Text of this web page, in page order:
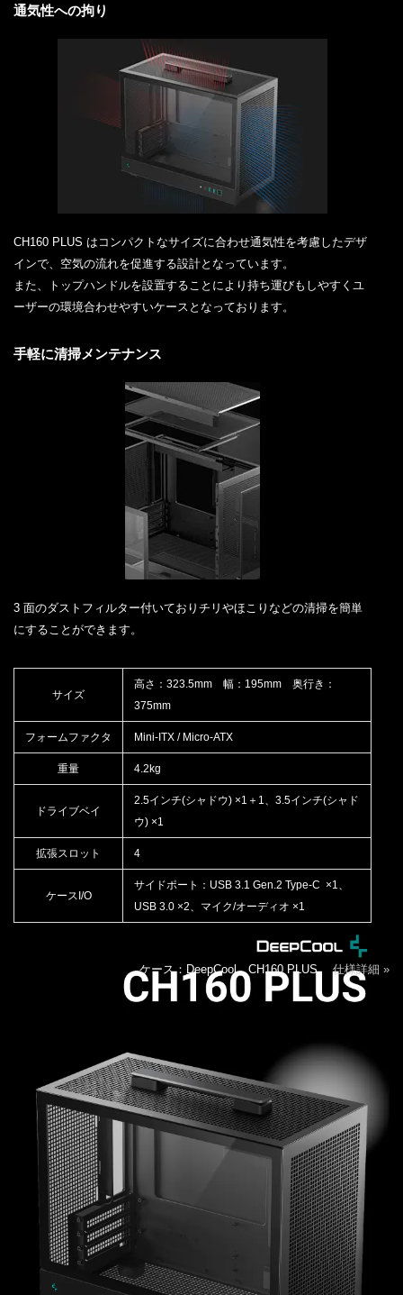
通気性への拘り
CH160 PLUS はコンパクトなサイズに合わせ通気性を考慮したデザ
インで、空気の流れを促進する設計となっています。
また、トップハンドルを設置することにより持ち運びもしやすくユ
ーザーの環境合わせやすいケースとなっております。
手軽に清掃メンテナンス
3 面のダストフィルター付いておりチリやほこりなどの清掃を簡単
にすることができます。
サイズ
高さ：323.5mm 幅：195mm 奥行き：
375mm
フォームファクタ Mini-ITX / Micro-ATX
重量 4.2kg
ドライブベイ
2.5インチ(シャドウ) ×1＋1、3.5インチ(シャド
ウ) ×1
拡張スロット 4
ケースI/O
サイドポート：USB 3.1 Gen.2 Type-C ×1、
USB 3.0 ×2、マイク/オーディオ ×1
ケース：DeepCool CH160 PLUS仕様詳細 »